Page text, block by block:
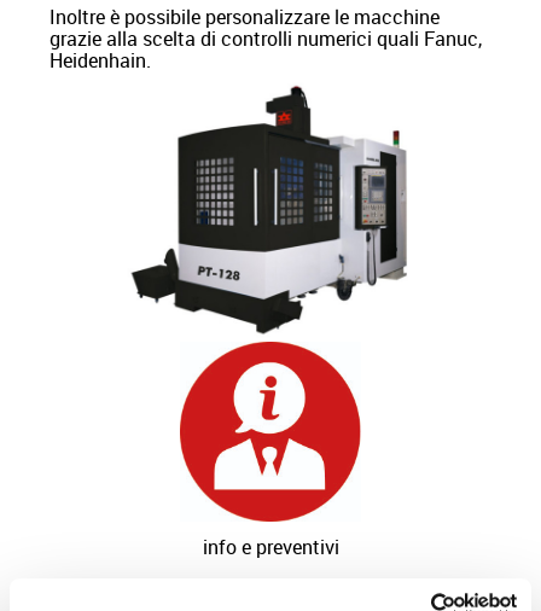
Inoltre è possibile personalizzare le macchine
grazie alla scelta di controlli numerici quali Fanuc,
Heidenhain.
info e preventivi